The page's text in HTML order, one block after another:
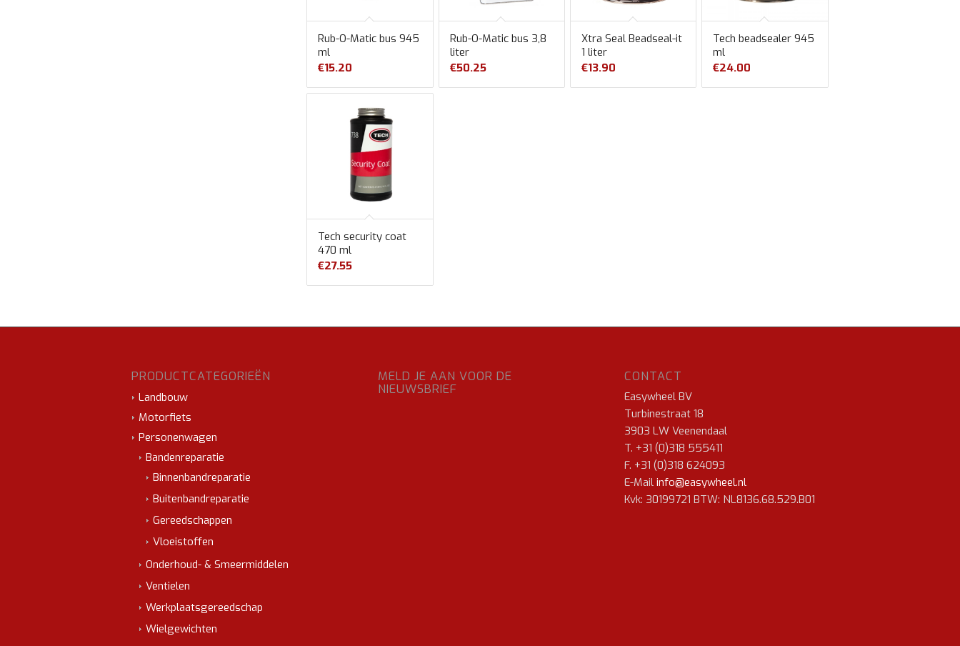
Rub-O-Matic bus 945
ml
€15.20
Rub-O-Matic bus 3,8
liter
€50.25
Xtra Seal Beadseal-it
1 liter
€13.90
Tech beadsealer 945
ml
€24.00
Tech security coat
470 ml
€27.55
PRODUCTCATEGORIEËN
Landbouw
Motorfiets
Personenwagen
Bandenreparatie
Binnenbandreparatie
Buitenbandreparatie
Gereedschappen
Vloeistoffen
Onderhoud- & Smeermiddelen
Ventielen
Werkplaatsgereedschap
Wielgewichten
MELD JE AAN VOOR DE
NIEUWSBRIEF
CONTACT
Easywheel BV
Turbinestraat 18
3903 LW Veenendaal
T. +31 (0)318 555411
F. +31 (0)318 624093
E-Mail info@easywheel.nl
Kvk: 30199721 BTW: NL8136.68.529.B01